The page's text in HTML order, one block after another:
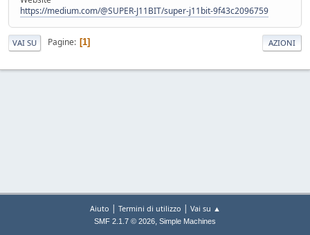
https://medium.com/@SUPER-J11BIT/super-j11bit-9f43c2096759
VAI SU Pagine 1 AZIONI
Aiuto | Termini di utilizzo | Vai su ▲
SMF 2.1.7 © 2026, Simple Machines